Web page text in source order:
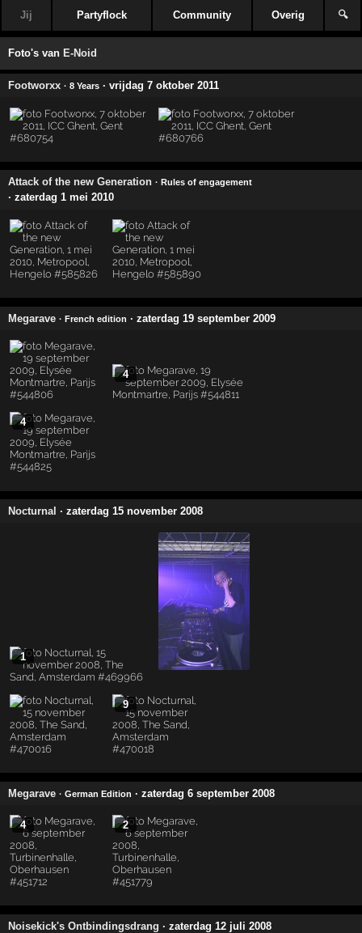
Jij Partyflock Community Overig 🔍
Foto's van E-Noid
Footworxx · 8 Years · vrijdag 7 oktober 2011
Attack of the new Generation · Rules of engagement
· zaterdag 1 mei 2010
Megarave · French edition · zaterdag 19 september 2009
4
4
Nocturnal · zaterdag 15 november 2008
1
9
Megarave · German Edition · zaterdag 6 september 2008
4 2
Noisekick's Ontbindingsdrang · zaterdag 12 juli 2008